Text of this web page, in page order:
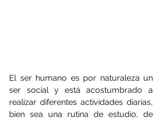
El ser humano es por naturaleza un
ser social y está acostumbrado a
realizar diferentes actividades diarias,
bien sea una rutina de estudio, de